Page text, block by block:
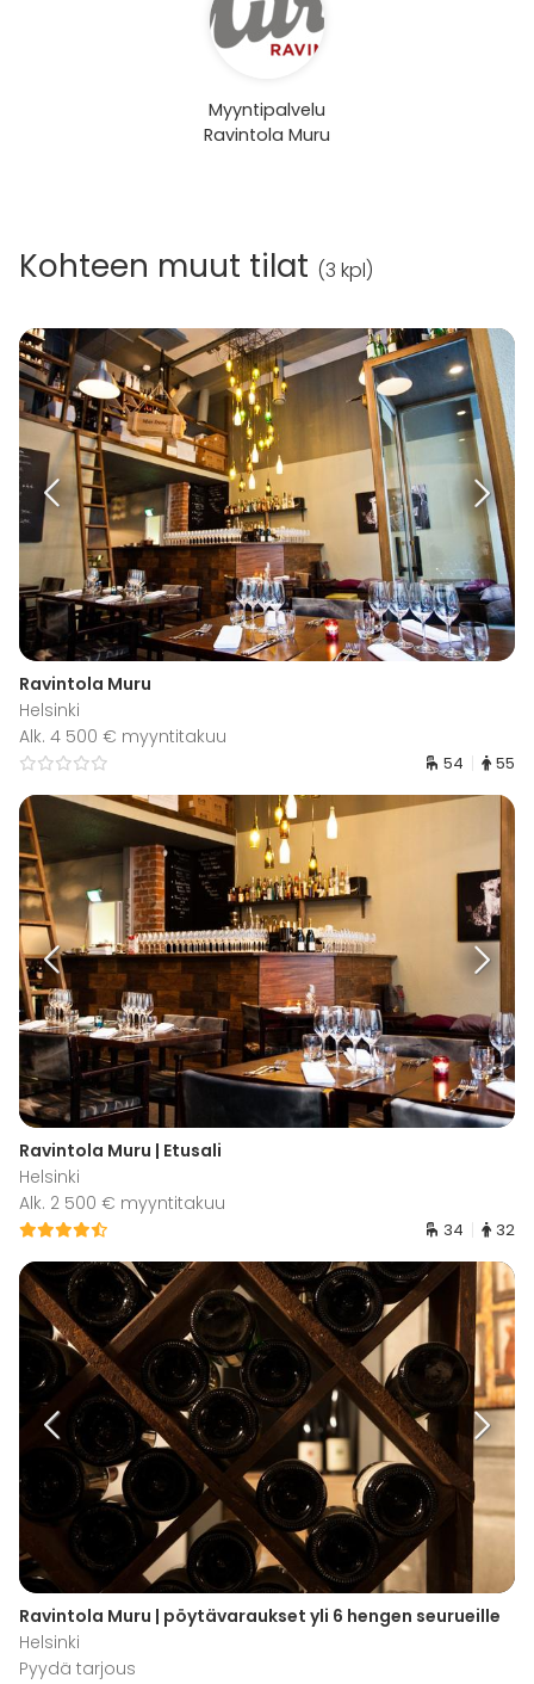
Myyntipalvelu
Ravintola Muru
Kohteen muut tilat (3 kpl)
Ravintola Muru
Helsinki
Alk. 4 500 € myyntitakuu
54 55
Ravintola Muru | Etusali
Helsinki
Alk. 2 500 € myyntitakuu
34 32
Ravintola Muru | pöytävaraukset yli 6 hengen seurueille
Helsinki
Pyydä tarjous